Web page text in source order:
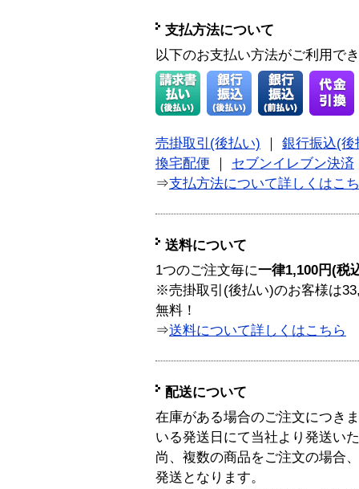
支払方法について
以下のお支払い方法がご利用で
売掛取引(後払い)
銀行振込(後
換宅配便
セブンイレブン決済
⇒支払方法について詳しくはこ
送料について
1つのご注文毎に一律1,100円(税
※売掛取引(後払い)のお客様は
無料！
⇒送料について詳しくはこちら
配送について
在庫がある場合のご注文につき
いる発送日にて当社より発送い
尚、複数の商品をご注文の場合
発送となります。